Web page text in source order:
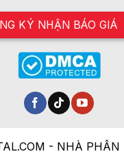
KÝ NHẬN BÁO GIÁ
- NHÀ PHÂN